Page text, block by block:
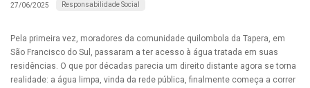
27/06/2025 Responsabilidade Social
Pela primeira vez, moradores da comunidade quilombola da Tapera, em
São Francisco do Sul, passaram a ter acesso à água tratada em suas
residências. O que por décadas parecia um direito distante agora se torna
realidade: a água limpa, vinda da rede pública, finalmente começa a correr